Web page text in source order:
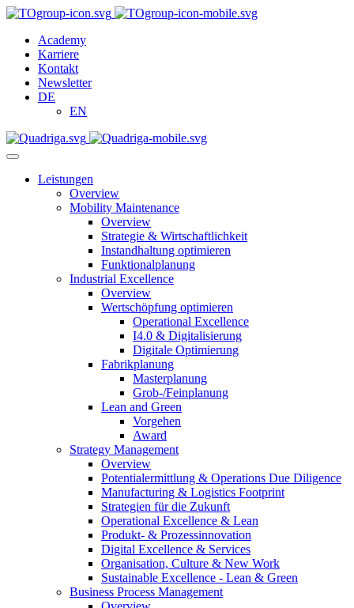
Academy
Karriere
Kontakt
Newsletter
DE
EN
Leistungen
Overview
Mobility Maintenance
Overview
Strategie & Wirtschaftlichkeit
Instandhaltung optimieren
Funktionalplanung
Industrial Excellence
Overview
Wertschöpfung optimieren
Operational Excellence
I4.0 & Digitalisierung
Digitale Optimierung
Fabrikplanung
Masterplanung
Grob-/Feinplanung
Lean and Green
Vorgehen
Award
Strategy Management
Overview
Potentialermittlung & Operations Due Diligence
Manufacturing & Logistics Footprint
Strategien für die Zukunft
Operational Excellence & Lean
Produkt- & Prozessinnovation
Digital Excellence & Services
Organisation, Culture & New Work
Sustainable Excellence - Lean & Green
Business Process Management